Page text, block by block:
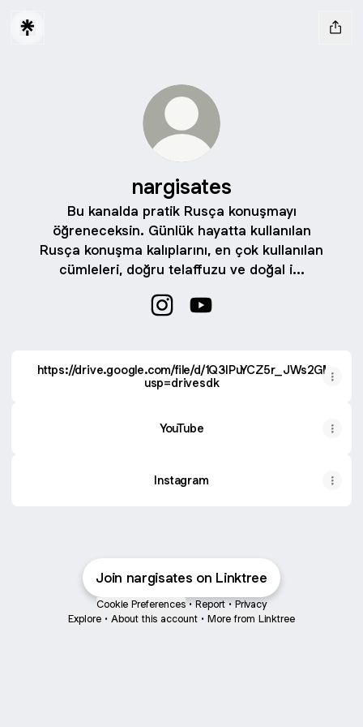
nargisates
Bu kanalda pratik Rusça konuşmayı
öğreneceksin. Günlük hayatta kullanılan
Rusça konuşma kalıplarını, en çok kullanılan
cümleleri, doğru telaffuzu ve doğal i...
https://drive.google.com/file/d/
usp=drivesdk
YouTube
Instagram
Join nargisates on Linktree
Cookie Preferences • Report • Privacy
Explore • About this account • More from Linktree